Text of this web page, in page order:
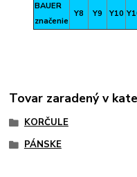
BAUER
značenie
Y8 Y9 Y10
Tovar zaradený v
KORČULE
PÁNSKE